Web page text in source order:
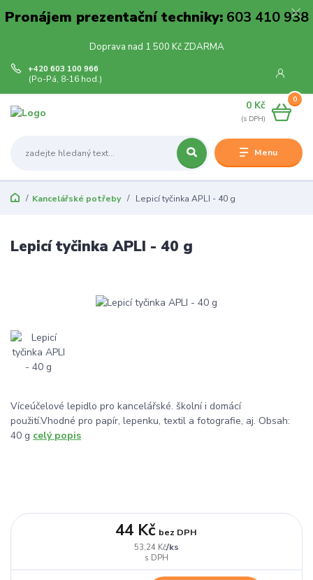
Pronájem prezentační techniky:603 410 938
Doprava nad 1 500 Kč ZDARMA
Menu
+420 603 100 966
(Po-Pá, 8-16 hod.)
0
0 Kč
Kancelářské potřeby Lepicí tyčinka APLI - 40 g
Lepicí tyčinka APLI - 40 g
Víceúčelové lepidlo pro kancelářské. školní i domácí
použití.Vhodné pro papír, lepenku, textil a fotografie, aj. Obsah:
40 g celý popis
53,24 Kč/ks
44 Kč bez DPH